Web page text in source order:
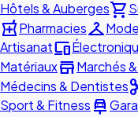
Hôtels & Aubergesshopping_cart
local_pharmacyPharmaciescheckroom
Artisanatdevices
MatériauxstoreMarchés
Médecins & Dentistes
Sport & Fitness car_repair